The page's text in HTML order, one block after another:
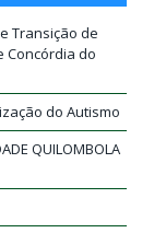
Transição de
Concórdia do
do Autismo
QUILOMBOLA